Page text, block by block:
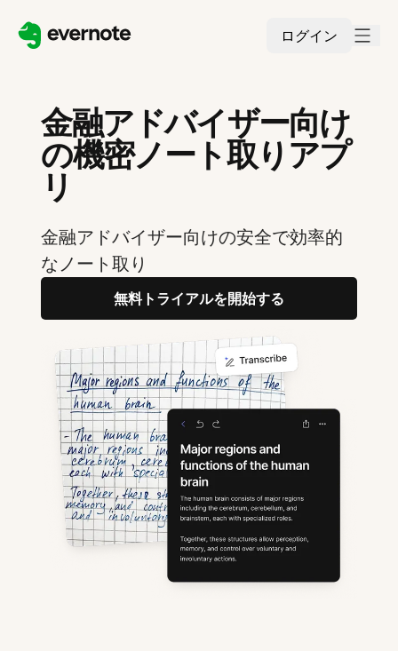
ログイン
金融アドバイザー向け
の機密ノート取りアプ
リ
金融アドバイザー向けの安全で効率的
なノート取り
無料トライアルを開始する